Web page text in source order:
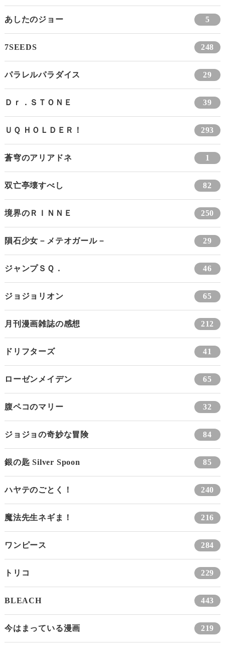
あしたのジョー 5
7SEEDS 248
パラレルパラダイス 29
Ｄｒ．ＳＴＯＮＥ 39
ＵＱ ＨＯＬＤＥＲ！ 293
蒼穹のアリアドネ 1
双亡亭壊すべし 82
境界のＲＩＮＮＥ 250
隕石少女－メテオガール－ 29
ジャンプＳＱ． 46
ジョジョリオン 65
月刊漫画雑誌の感想 212
ドリフターズ 41
ローゼンメイデン 65
腹ペコのマリー 32
ジョジョの奇妙な冒険 84
銀の匙 Silver Spoon 85
ハヤテのごとく！ 240
魔法先生ネギま！ 216
ワンピース 284
トリコ 229
BLEACH 443
今はまっている漫画 219